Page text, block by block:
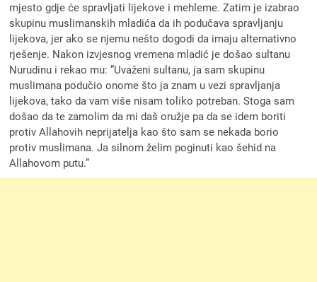
mjesto gdje će spravljati lijekove i mehleme. Zatim je izabrao
skupinu muslimanskih mladića da ih podučava spravljanju
lijekova, jer ako se njemu nešto dogodi da imaju alternativno
rješenje. Nakon izvjesnog vremena mladić je došao sultanu
Nurudinu i rekao mu: ”Uvaženi sultanu, ja sam skupinu
muslimana podučio onome što ja znam u vezi spravljanja
lijekova, tako da vam više nisam toliko potreban. Stoga sam
došao da te zamolim da mi daš oružje pa da se idem boriti
protiv Allahovih neprijatelja kao što sam se nekada borio
protiv muslimana. Ja silnom želim poginuti kao šehid na
Allahovom putu.”